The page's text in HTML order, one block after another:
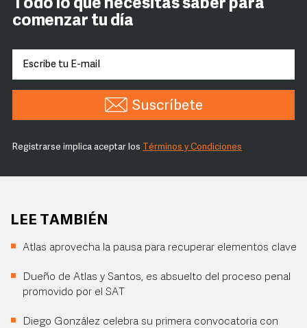
Todo lo que necesitas saber para
comenzar tu día
Suscríbete
Registrarse implica aceptar los Términos y Condiciones
LEE TAMBIÉN
Atlas aprovecha la pausa para recuperar elementos clave
Dueño de Atlas y Santos, es absuelto del proceso penal
promovido por el SAT
Diego González celebra su primera convocatoria con